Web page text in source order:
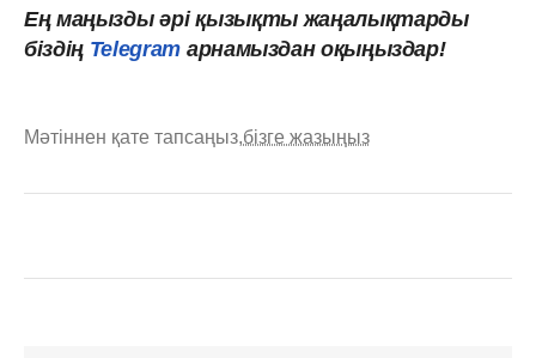
Ең маңызды әрі қызықты жаңалықтарды
біздің Telegram арнамыздан оқыңыздар!
Мәтіннен қате тапсаңыз,бізге жазыңыз